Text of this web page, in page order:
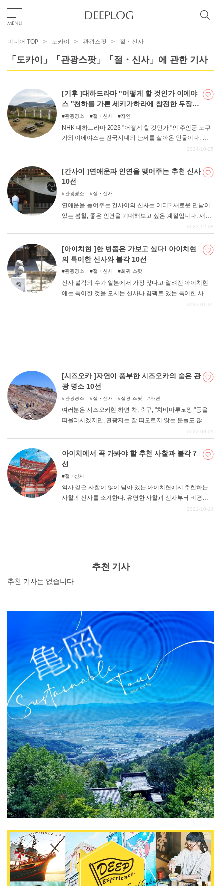
에리어
한국어
USD
DEEPLOG란
개인 정보보호
문의
미디어 TOP 도카이 관광스팟 절・신사
「도카이」「관광스팟」「절・신사」에 관한 기사
[기후 ]대하드라마 "어떻게 할 것인가 이에야
스 "천하를 가른 세키가하라에 참전한 무장의
진지 11선
관광명소 절・신사 자연
NHK 대하드라마 2023 "어떻게 할 것인가 "의 주인공 도쿠
가와 이에야스는 전국시대의 난세를 살아온 인물이다. 인
생의 대부분을 전투에 몰두하는 나날을 보냈습니다. 그 중
투일 것이다. 기후현 서남단에 위치한 세키가하라마치에는
전투에 참전한 장수들의 진지가 남아 있습니다. 그 중에서
11명의 무장의 진지와 전투의 사적을 소개합니다.
2024-10-25
[간사이 ]연애운과 인연을 맺어주는 추천 신사
10선
관광명소 절・신사
연애운을 높여주는 간사이의 신사는 어디? 새로운 만남이
있는 봄철, 좋은 인연을 기대해보고 싶은 계절입니다. 새로
운 생활이 시작되는 만큼 신의 힘을 빌려 좋은 운을 타고 싶
사이 지역에서 인연과 연애운 상승에 효험이 있는 신사 10
곳을 소개한다.
2023-12-28
[아이치현 ]한 번쯤은 가보고 싶다! 아이치현
의 특이한 신사와 불각 10선
관광명소 절・신사 희귀 스팟
신사 불각의 수가 일본에서 가장 많다고 알려진 아이치현
에는 특이한 것을 모시는 신사나 임팩트 있는 특이한 사찰
이 많이 있다. 이번 기사에서는 아이치현에 있는 특이한 신
2023-01-25
[시즈오카 ]자연이 풍부한 시즈오카의 숨은 관
광 명소 10선
관광명소 절・신사 절경 스팟 자연
여러분은 시즈오카현 하면 차, 축구, "치비마루코짱 "등을
떠올리시겠지만, 관광지는 잘 떠오르지 않는 분들도 많을
것 같습니다. 그다지 매력적인 관광지가 없고, 신칸센을 타
다. 하지만 아타미 온천, 하마나코 등 유명한 관광지가 있을
뿐만 아니라 숨은 매력의 관광지도 많이 존재합니다. 이번
에는 시즈오카현의 숨은 관광 명소 10곳을 소개합니다.
2022-09-09
아이치에서 꼭 가봐야 할 추천 사찰과 불각 7
선
절・신사
역사 깊은 사찰이 많이 남아 있는 아이치현에서 추천하는
사찰과 신사를 소개한다. 유명한 사찰과 신사부터 비경과
같은 리조트 느낌의 신사까지, 아이치의 매력을 마음껏 즐
2021-10-14
추천 기사
추천 기사는 없습니다